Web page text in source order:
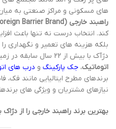
های مسکونی و مراکز صنعتی به
راهبند خارجی (Best Foreign Barrier Brand)
کند. انتخاب درست نه تنها باعث
بلکه هزینه های تعمیر و
دژآک با بیش از 22 سال سابقه در زمینه نصب و تعمیر
اتوماتیک، جک پارکینگ و درب های
برندهای مطرح ایتالیایی مانند فک،
نیازهای مشتریان و ویژگی های
بهترین برند راهبند خارجی را از دژاک